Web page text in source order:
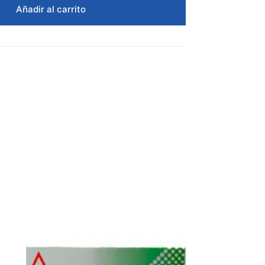
Añadir al carrito